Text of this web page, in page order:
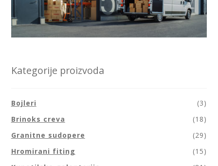
Kategorije proizvoda
Bojleri
(3)
Brinoks creva
(18)
Granitne sudopere
(29)
Hromirani fiting
(15)